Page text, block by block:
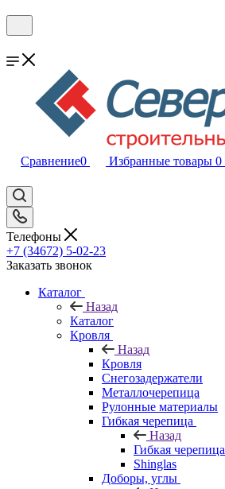
Сравнение0 Избранные товары 0
Телефоны
+7 (34672) 5-02-23
Заказать звонок
Каталог
Назад
Каталог
Кровля
Назад
Кровля
Снегозадержатели
Металлочерепица
Рулонные материалы
Гибкая черепица
Назад
Гибкая черепица
Shinglas
Доборы, углы